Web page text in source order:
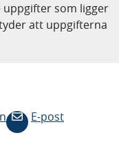
som ligger
att uppgifterna
E-post